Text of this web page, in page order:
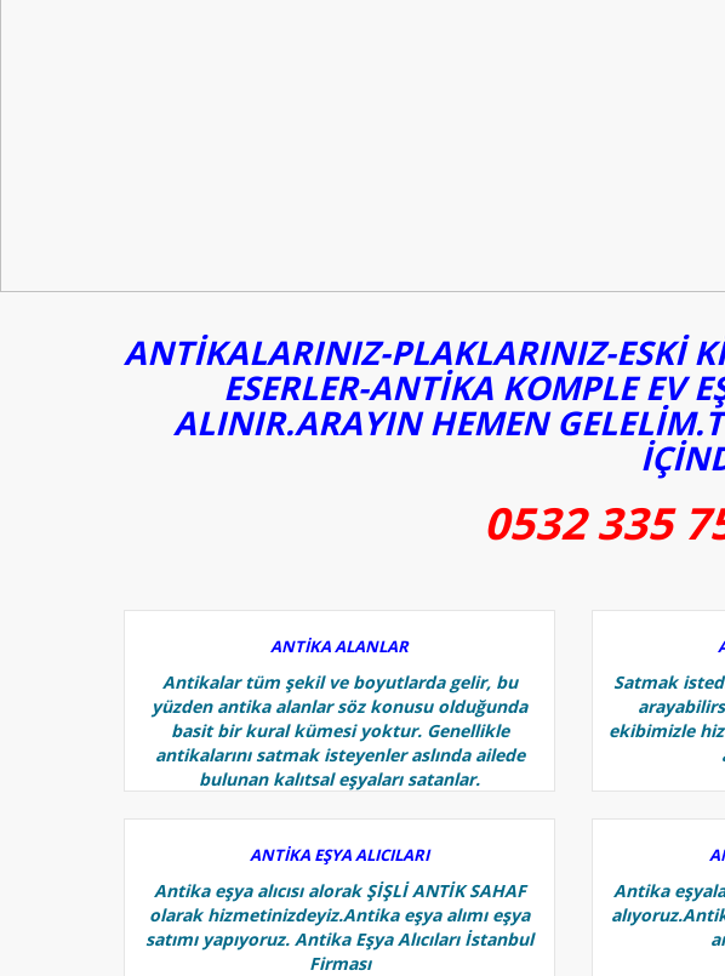
ANTİKALARINIZ-PLAKLARINIZ-ESKİ
ESERLER-ANTİKA KOMPLE EV
ALINIR.ARAYIN HEMEN
0532 335
ANTİKA ALANLAR
Antikalar tüm şekil ve boyutlarda gelir, bu
yüzden antika alanlar söz konusu olduğunda
basit bir kural kümesi yoktur. Genellikle
antikalarını satmak isteyenler aslında ailede
bulunan kalıtsal eşyaları satanlar.
Satmak
ekibimizle
ANTİKA EŞYA ALICILARI
Antika eşya alıcısı alorak ŞİŞLİ ANTİK SAHAF
olarak hizmetinizdeyiz.Antika eşya alımı eşya
satımı yapıyoruz. Antika Eşya Alıcıları İstanbul
Firması
Antika